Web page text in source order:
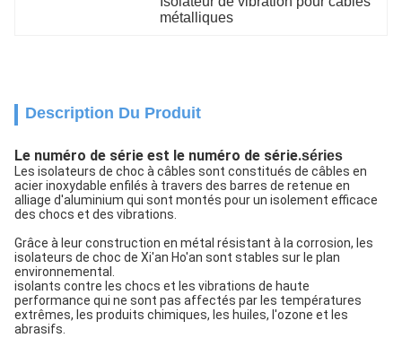
métalliques
Description Du Produit
Le numéro de série est le numéro de série.séries
Les isolateurs de choc à câbles sont constitués de câbles en
acier inoxydable enfilés à travers des barres de retenue en
alliage d'aluminium qui sont montés pour un isolement efficace
des chocs et des vibrations.
Grâce à leur construction en métal résistant à la corrosion, les
isolateurs de choc de Xi'an Ho'an sont stables sur le plan
environnemental.
isolants contre les chocs et les vibrations de haute
performance qui ne sont pas affectés par les températures
extrêmes, les produits chimiques, les huiles, l'ozone et les
abrasifs.